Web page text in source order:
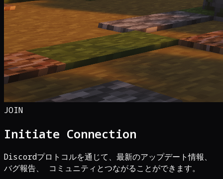
JOIN
Initiate Connection
Discordプロトコルを通じて、最新のアップデート情報、
バグ報告、 コミュニティとつながることができます。